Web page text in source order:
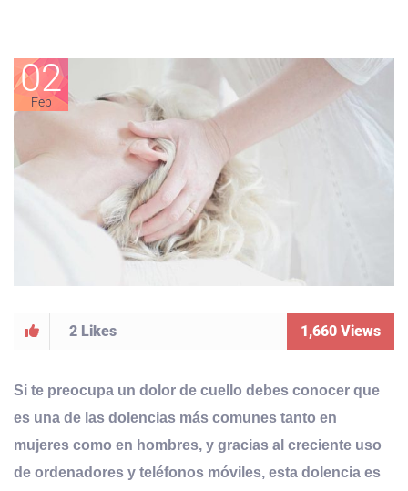
02
Feb
2 Likes 1,660 Views
Si te preocupa un dolor de cuello debes conocer que
es una de las dolencias más comunes tanto en
mujeres como en hombres, y gracias al creciente uso
de ordenadores y teléfonos móviles, esta dolencia es